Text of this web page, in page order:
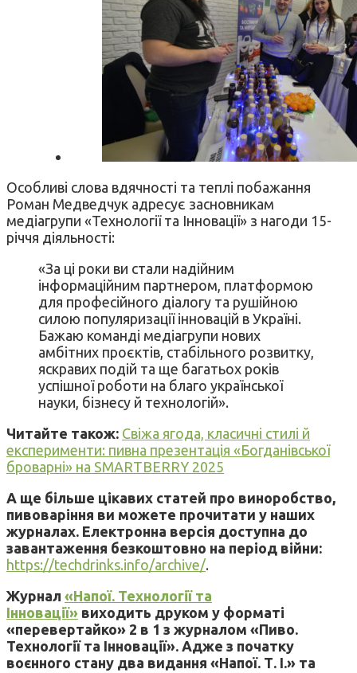
Особливі слова вдячності та теплі побажання
Роман Медведчук адресує засновникам
медіагрупи «Технології та Інновації» з нагоди 15-
річчя діяльності:
«За ці роки ви стали надійним
інформаційним партнером, платформою
для професійного діалогу та рушійною
силою популяризації інновацій в Україні.
Бажаю команді медіагрупи нових
амбітних проєктів, стабільного розвитку,
яскравих подій та ще багатьох років
успішної роботи на благо української
науки, бізнесу й технологій».
Читайте також: Свіжа ягода, класичні стилі й
експерименти: пивна презентація «Богданівської
броварні» на SMARTBERRY 2025
А ще більше цікавих статей про виноробство,
пивоваріння ви можете прочитати у наших
журналах. Електронна версія доступна до
завантаження безкоштовно на період війни:
https://techdrinks.info/archive/.
Журнал «Напої. Технології та
Інновації» виходить друком у форматі
«перевертайко» 2 в 1 з журналом «Пиво.
Технології та Інновації». Адже з початку
воєнного стану два видання «Напої. Т. І.» та